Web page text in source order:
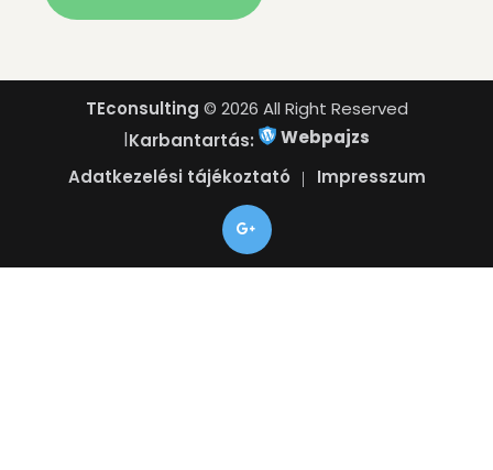
TEconsulting © 2026 All Right Reserved
|Karbantartás:
Webpajzs
Adatkezelési tájékoztató
Impresszum